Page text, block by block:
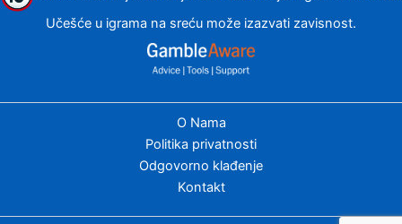
Učešće u igrama na sreću može izazvati zavisnost.
O Nama
Politika privatnosti
Odgovorno klađenje
Kontakt